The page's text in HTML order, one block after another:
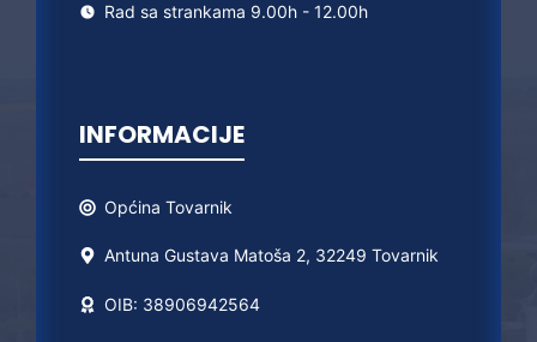
Rad sa strankama 9.00h - 12.00h
INFORMACIJE
Općina Tovarnik
Antuna Gustava Matoša 2, 32249 Tovarnik
OIB: 38906942564